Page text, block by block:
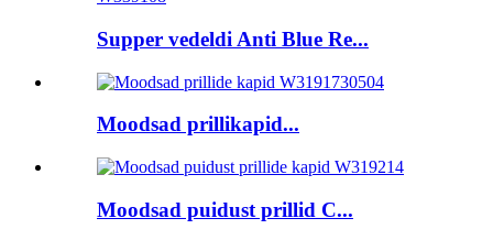
Supper vedeldi Anti Blue Re...
Moodsad prillikapid...
Moodsad puidust prillid C...